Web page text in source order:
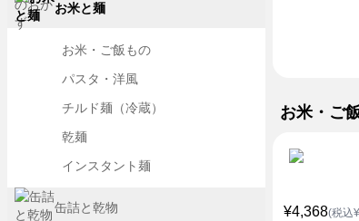
お米・ご
¥4,368(税込
お米と麺
お米・ご飯もの
パスタ・洋風
チルド麺（冷蔵）
乾麺
インスタント麺
缶詰と乾物